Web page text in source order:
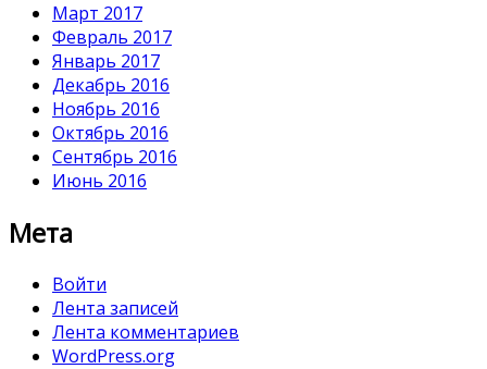
Март 2017
Февраль 2017
Январь 2017
Декабрь 2016
Ноябрь 2016
Октябрь 2016
Сентябрь 2016
Июнь 2016
Мета
Войти
Лента записей
Лента комментариев
WordPress.org